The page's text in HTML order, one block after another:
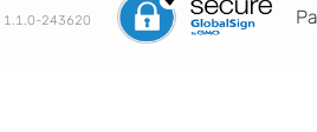
1.1.0-243620